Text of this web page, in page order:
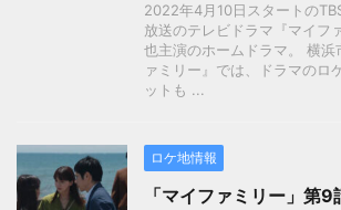
2022年4月10日スタートの
放送のテレビドラマ『マイフ
也主演のホームドラマ。 横浜
ァミリー』では、ドラマのロ
ットも ...
ロケ地情報
「マイファミリー」第